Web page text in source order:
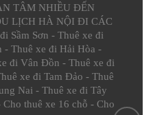
TÂM NHIỀU ĐẾN
LỊCH HÀ NỘI ĐI CÁC
Sầm Sơn - Thuê xe đi
- Thuê xe đi Hải Hòa -
đi Vân Đồn - Thuê xe đi
xe đi Tam Đảo - Thuê
Nai - Thuê xe đi Tây
Cho thuê xe 16 chỗ - Cho